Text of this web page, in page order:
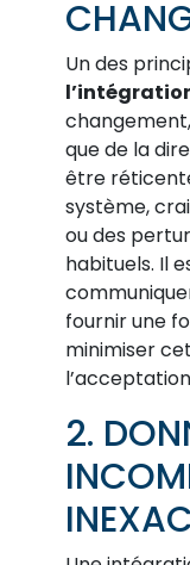
Un des
que de la
être
système,
ou des
habituels. Il
fournir une
minimiser
2.